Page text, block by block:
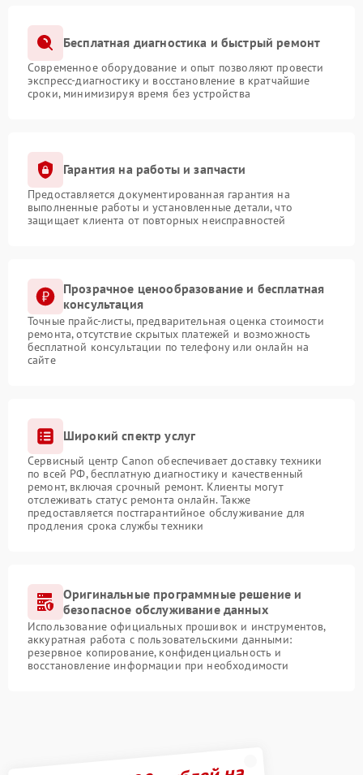
Бесплатная диагностика и быстрый ремонт
Современное оборудование и опыт позволяют провести
экспресс-диагностику и восстановление в кратчайшие
сроки, минимизируя время без устройства
Гарантия на работы и запчасти
Предоставляется документированная гарантия на
выполненные работы и установленные детали, что
защищает клиента от повторных неисправностей
Прозрачное ценообразование и бесплатная
консультация
Точные прайс-листы, предварительная оценка стоимости
ремонта, отсутствие скрытых платежей и возможность
бесплатной консультации по телефону или онлайн на
сайте
Широкий спектр услуг
Сервисный центр Canon обеспечивает доставку техники
по всей РФ, бесплатную диагностику и качественный
ремонт, включая срочный ремонт. Клиенты могут
отслеживать статус ремонта онлайн. Также
предоставляется постгарантийное обслуживание для
продления срока службы техники
Оригинальные программные решение и
безопасное обслуживание данных
Использование официальных прошивок и инструментов,
аккуратная работа с пользовательскими данными:
резервное копирование, конфиденциальность и
восстановление информации при необходимости